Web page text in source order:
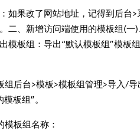
如果改了网站地址，记得到后台
二、新增访问端使用的模板组(一)
模板组：导出“默认模板组”模板
后台>模板>模板组管理>导入/
板组”。
板组名称：